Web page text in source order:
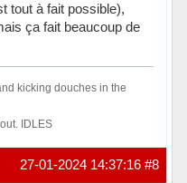
tout à fait possible),
ça fait beaucoup de
kicking douches in the
IDLES
#8
27-01-2024 14:37:16